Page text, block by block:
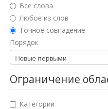
Педагогические науки
Медицинские науки
Фармацевтические науки
Искусствоведение
Все слова
Любое из слов
Точное совпадение
Порядок
Ограничение
Категории